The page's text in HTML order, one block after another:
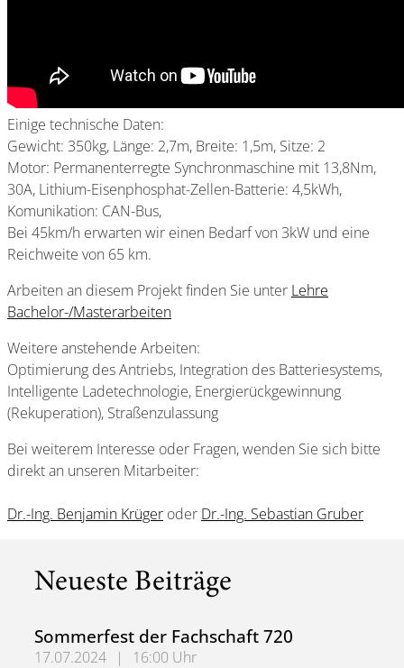
Einige technische Daten:
Gewicht: 350kg, Länge: 2,7m, Breite: 1,5m, Sitze: 2
Motor: Permanenterregte Synchronmaschine mit 13,8Nm,
30A, Lithium-Eisenphosphat-Zellen-Batterie: 4,5kWh,
Komunikation: CAN-Bus,
Bei 45km/h erwarten wir einen Bedarf von 3kW und eine
Reichweite von 65 km.
Arbeiten an diesem Projekt finden Sie unter Lehre
Bachelor-/Masterarbeiten
Weitere anstehende Arbeiten:
Optimierung des Antriebs, Integration des Batteriesystems,
Intelligente Ladetechnologie, Energierückgewinnung
(Rekuperation), Straßenzulassung
Bei weiterem Interesse oder Fragen, wenden Sie sich bitte
direkt an unseren Mitarbeiter:
Dr.-Ing. Benjamin Krüger oder Dr.-Ing. Sebastian Gruber
Neueste Beiträge
Sommerfest der Fachschaft 720
17.07.2024 |
16:00 Uhr